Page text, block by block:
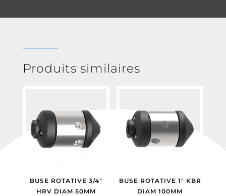
Produits similaires
BUSE ROTATIVE 3/4″
HRV DIAM 50MM
BUSE ROTATIVE 1″ KBR
DIAM 100MM